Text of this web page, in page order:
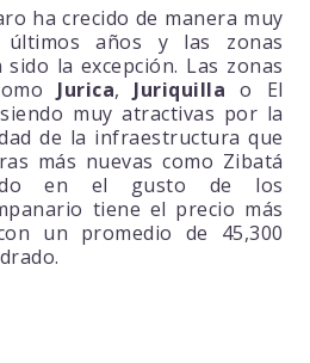
ha crecido de manera muy
años y las zonas
la excepción. Las zonas
Jurica, Juriquilla o El
muy atractivas por la
de la infraestructura que
más nuevas como Zibatá
en el gusto de los
tiene el precio más
un promedio de 45,300